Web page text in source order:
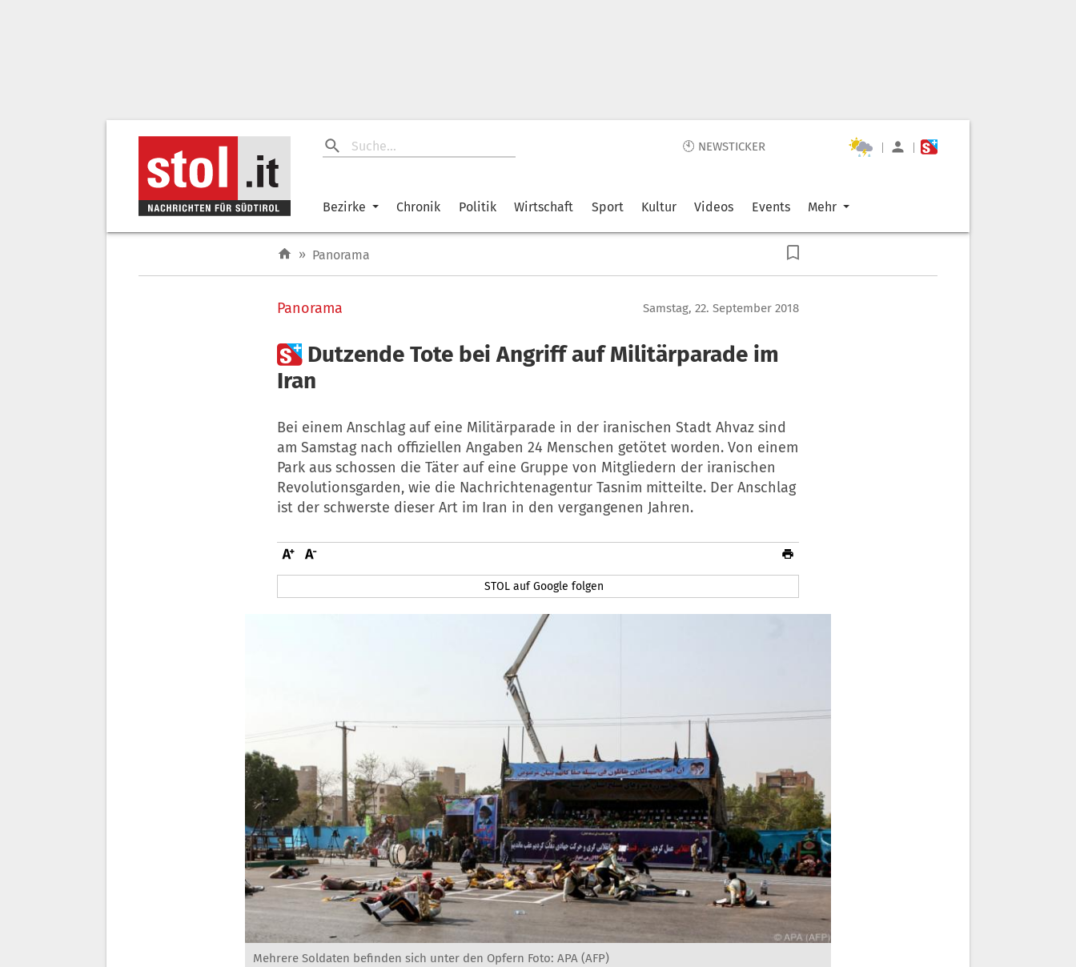
🕙 NEWSTICKER | |
Bezirke Chronik Politik Wirtschaft Sport Kultur Videos Events Mehr
» Panorama
Panorama Samstag, 22. September 2018
 Dutzende Tote bei Angriff auf Militärparade im
Iran
Bei einem Anschlag auf eine Militärparade in der iranischen Stadt Ahvaz sind
am Samstag nach offiziellen Angaben 24 Menschen getötet worden. Von einem
Park aus schossen die Täter auf eine Gruppe von Mitgliedern der iranischen
Revolutionsgarden, wie die Nachrichtenagentur Tasnim mitteilte. Der Anschlag
ist der schwerste dieser Art im Iran in den vergangenen Jahren.
STOL auf Google folgen
Mehrere Soldaten befinden sich unter den Opfern Foto: APA (AFP)